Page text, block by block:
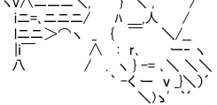
､ニニニ/ ﾊ ＿,人 /
ヽ _ { ￣ ＼/
r､ ー‐ ヽ
､＼ ＼＼ ＿_
｀ -く ー ｖ _}＼）´
' ｀´